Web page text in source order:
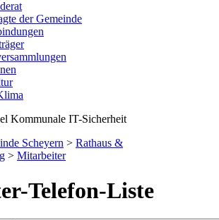
der Gemeinde
Scheyern > Rathaus &
> Mitarbeiter
Telefon-Liste